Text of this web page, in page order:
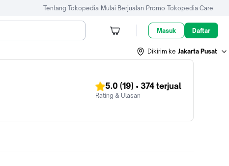
Tentang Tokopedia Mulai Berjualan Promo Tokopedia Care
Masuk Daftar
Dikirim ke Jakarta Pusat
5.0 (19) • 374 terjual
Rating & Ulasan